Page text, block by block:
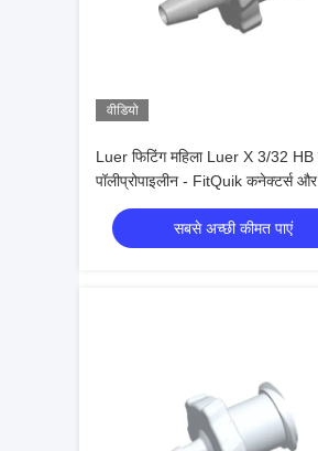
वीडियो
Luer फिटिंग महिला Luer X 3/32 HB
पॉलीप्रोपाइलीन - FitQuik कनेक्टर्स और
सबसे अच्छी कीमत पाएं